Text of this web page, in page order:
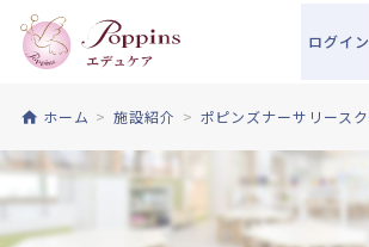
ログイン
ホーム 施設紹介 ポピンズナーサリース